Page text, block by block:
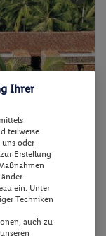
Ihrer
teilweise
oder
Erstellung
ein. Unter
Techniken
auch zu